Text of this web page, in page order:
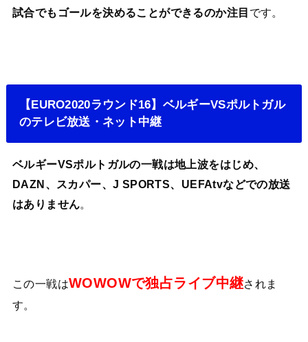
試合でもゴールを決めることができるのか注目 です。
【EURO2020ラウンド16】ベルギーVSポルトガル
のテレビ放送・ネット中継
ベルギーVSポルトガルの一戦は地上波をはじめ、
DAZN、スカパー、J SPORTS、UEFAtvなどでの放送
はありません。
この一戦はWOWOWで独占ライブ中継されま
す。